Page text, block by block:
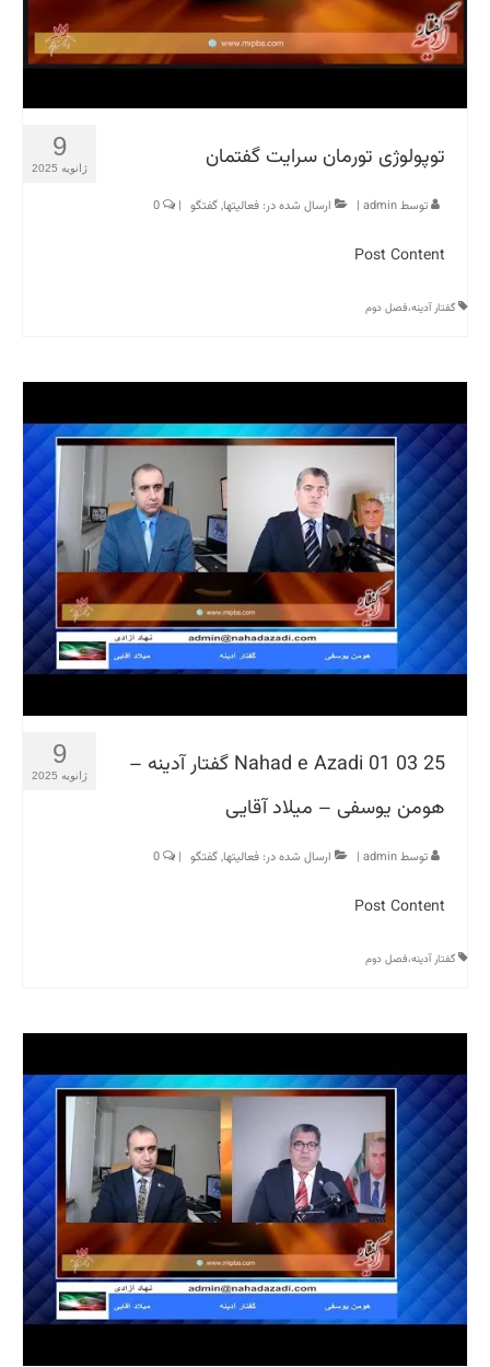
9
ژانویه 2025 توپولوژی تورمان سرایت گفتمان
توسطadmin
| ارسال شده در: فعالیتها,گفتگو |
Post Content
گفتار آدینه،فصل دوم
9
ژانویه 2025
Nahad e Azadi 01 03 25 گفتار آدینه –
هومن یوسفی – میلاد آقایی
توسطadmin
| ارسال شده در: فعالیتها,گفتگو |
Post Content
گفتار آدینه،فصل دوم